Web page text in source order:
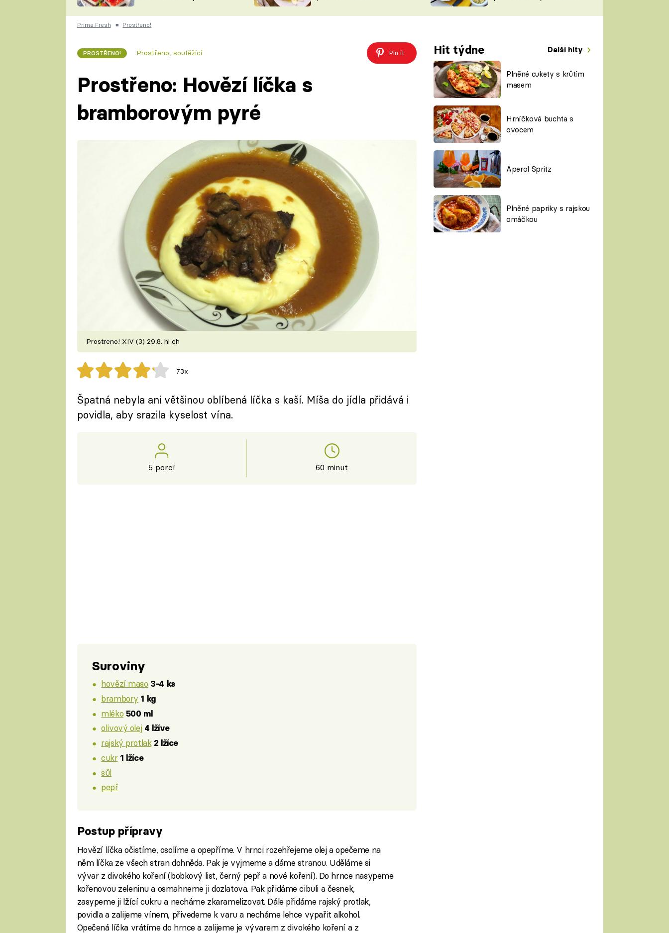
ČESKO NA TALÍŘI
KUCHAŘKA
VYCHYTÁVKY
ŠÉFREDAKTORKY
ČASOPIS
Prima Fresh ■ Prostřeno!
PROSTŘENO! Prostřeno, soutěžící Pin it Hit týdne Další hity
Plněné cukety s krůtím
masem
Hrníčková buchta s
ovocem
Aperol Spritz
Plněné papriky s rajskou
omáčkou
Prostřeno: Hovězí líčka s
bramborovým pyré
Prostreno! XIV (3) 29.8. hl ch
73x
Špatná nebyla ani většinou oblíbená líčka s kaší. Míša do jídla přidává i
povidla, aby srazila kyselost vína.
5 porcí 60 minut
Suroviny
hovězí maso 3-4 ks
brambory 1 kg
mléko 500 ml
olivový olej 4 lžíve
rajský protlak 2 lžíce
cukr 1 lžíce
sůl
pepř
Postup přípravy
Hovězí líčka očistíme, osolíme a opepříme. V hrnci rozehřejeme olej a opečeme na
něm líčka ze všech stran dohněda. Pak je vyjmeme a dáme stranou. Uděláme si
vývar z divokého koření (bobkový list, černý pepř a nové koření). Do hrnce nasypeme
kořenovou zeleninu a osmahneme ji dozlatova. Pak přidáme cibuli a česnek,
zasypeme ji lžící cukru a necháme zkaramelizovat. Dále přidáme rajský protlak,
povidla a zalijeme vínem, přivedeme k varu a necháme lehce vypařit alkohol.
Opečená líčka vrátíme do hrnce a zalijeme je vývarem z divokého koření a z